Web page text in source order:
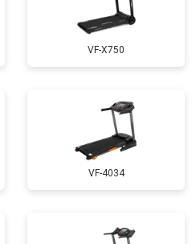
VF-X750
VF-4034